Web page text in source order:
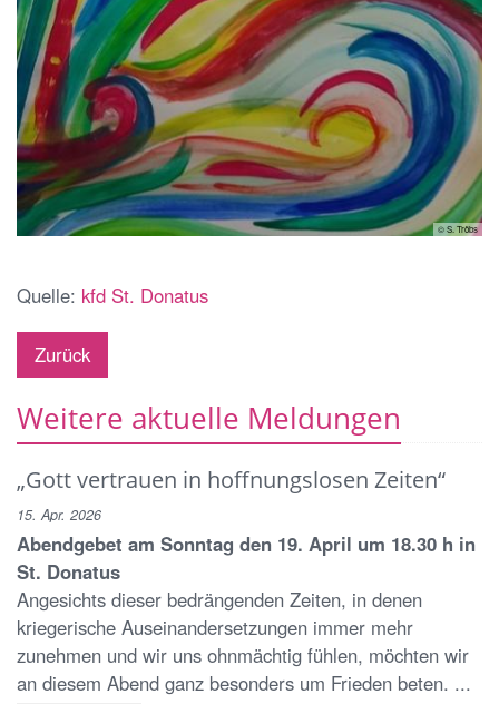
© S. Tröbs
Quelle: kfd St. Donatus
Zurück
Weitere aktuelle Meldungen
„Gott vertrauen in hoffnungslosen Zeiten“
15. Apr. 2026
Abendgebet am Sonntag den 19. April um 18.30 h in
St. Donatus
Angesichts dieser bedrängenden Zeiten, in denen
kriegerische Auseinandersetzungen immer mehr
zunehmen und wir uns ohnmächtig fühlen, möchten wir
an diesem Abend ganz besonders um Frieden beten. ...